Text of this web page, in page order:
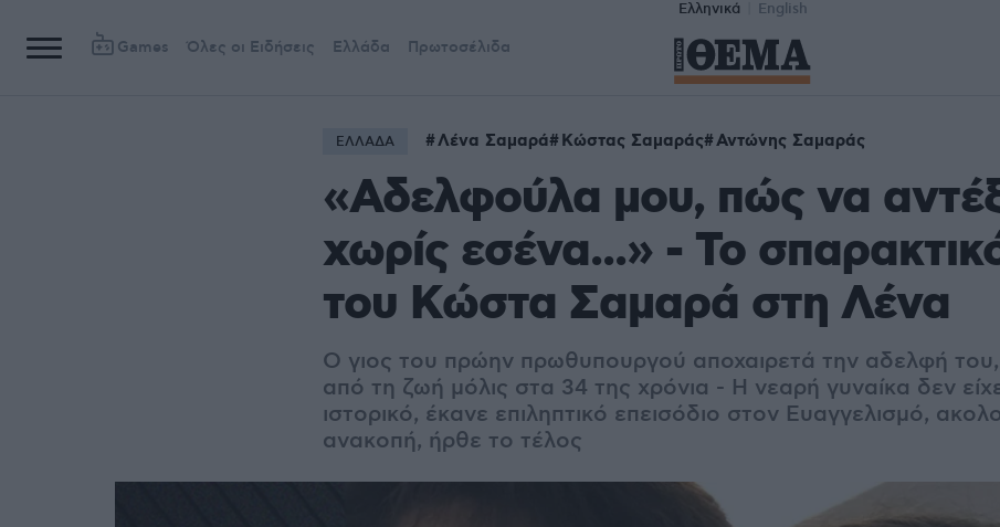
Ελληνικά English
Games Όλες οι Ειδήσεις Ελλάδα Πρωτοσέλιδα
ΕΛΛΑΔΑ Λένα Σαμαρά Κώστας Σαμαράς Αντώνης Σαμαράς
«Αδελφούλα μου, πώς να
χωρίς εσένα...» - Το
του Κώστα Σαμαρά στη Λένα
Ο γιος του πρώην πρωθυπουργού αποχαιρετά την αδελφή
από τη ζωή μόλις στα 34 της χρόνια - Η νεαρή γυναίκα δεν είχε
ιστορικό, έκανε επιληπτικό επεισόδιο στον Ευαγγελισμό,
ανακοπή, ήρθε το τέλος